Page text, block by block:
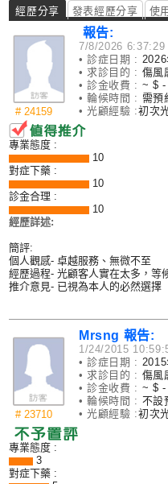
經歷分享 發表經歷分享 使
# 24159
報告:
7/8/2026 6:37:29
• 診症日期 :
• 求診目的 : 傷風
• 診金收費 : ~ $ -
• 輪候時間 : 需預
• 光顧經驗 :初次
專業態度 :
10
對症下藥 :
10
診金合理 :
10
經歷詳述:
簡評:
個人觀感- 卓越服務、無微不至
經歷過程- 光顧客人實在太多，等
推介意見- 已視為本人的必然選擇
# 23710
Mrsng 報告:
1/24/2015
• 診症日期 :
• 求診目的 : 傷風
• 診金收費 : ~ $ -
• 輪候時間 : 不設
• 光顧經驗 :初次
專業態度 :
3
對症下藥 :